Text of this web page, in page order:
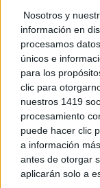
Nosotros y
información en
procesamos
únicos e
para los
clic para
nuestros 1419
procesamiento
puede hacer clic
a información
antes de otorgar
aplicarán solo a